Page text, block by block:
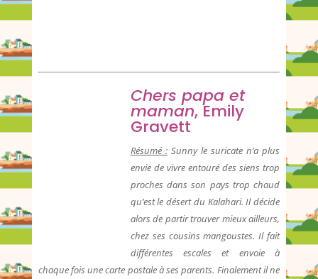
Chers papa et
maman, Emily
Gravett
Résumé :Sunny le suricate n’a plus
envie de vivre entouré des siens trop
proches dans son pays trop chaud
qu’est le désert du Kalahari. Il décide
alors de partir trouver mieux ailleurs,
chez ses cousins mangoustes. Il fait
différentes escales et envoie à
chaque fois une carte postale à ses parents. Finalement il ne